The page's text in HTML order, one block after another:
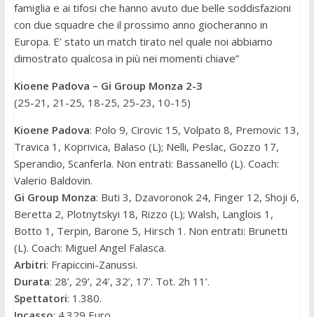
famiglia e ai tifosi che hanno avuto due belle soddisfazioni
con due squadre che il prossimo anno giocheranno in
Europa. E’ stato un match tirato nel quale noi abbiamo
dimostrato qualcosa in più nei momenti chiave”
Kioene Padova – Gi Group Monza 2-3
(25-21, 21-25, 18-25, 25-23, 10-15)
Kioene Padova: Polo 9, Cirovic 15, Volpato 8, Premovic 13,
Travica 1, Koprivica, Balaso (L); Nelli, Peslac, Gozzo 17,
Sperandio, Scanferla. Non entrati: Bassanello (L). Coach:
Valerio Baldovin.
Gi Group Monza: Buti 3, Dzavoronok 24, Finger 12, Shoji 6,
Beretta 2, Plotnytskyi 18, Rizzo (L); Walsh, Langlois 1,
Botto 1, Terpin, Barone 5, Hirsch 1. Non entrati: Brunetti
(L). Coach: Miguel Angel Falasca.
Arbitri: Frapiccini-Zanussi.
Durata: 28’, 29’, 24’, 32’, 17’. Tot. 2h 11’.
Spettatori: 1.380.